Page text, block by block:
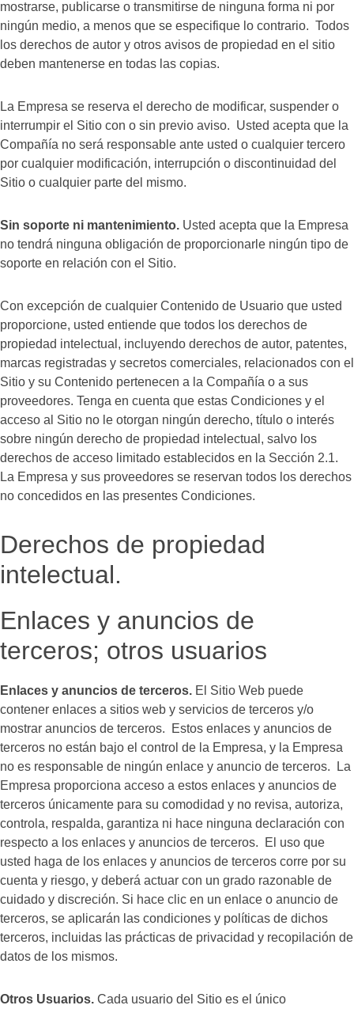
mostrarse, publicarse o transmitirse de ninguna forma ni por
ningún medio, a menos que se especifique lo contrario. Todos
los derechos de autor y otros avisos de propiedad en el sitio
deben mantenerse en todas las copias.
La Empresa se reserva el derecho de modificar, suspender o
interrumpir el Sitio con o sin previo aviso. Usted acepta que la
Compañía no será responsable ante usted o cualquier tercero
por cualquier modificación, interrupción o discontinuidad del
Sitio o cualquier parte del mismo.
Sin soporte ni mantenimiento. Usted acepta que la Empresa
no tendrá ninguna obligación de proporcionarle ningún tipo de
soporte en relación con el Sitio.
Con excepción de cualquier Contenido de Usuario que usted
proporcione, usted entiende que todos los derechos de
propiedad intelectual, incluyendo derechos de autor, patentes,
marcas registradas y secretos comerciales, relacionados con el
Sitio y su Contenido pertenecen a la Compañía o a sus
proveedores. Tenga en cuenta que estas Condiciones y el
acceso al Sitio no le otorgan ningún derecho, título o interés
sobre ningún derecho de propiedad intelectual, salvo los
derechos de acceso limitado establecidos en la Sección 2.1.
La Empresa y sus proveedores se reservan todos los derechos
no concedidos en las presentes Condiciones.
Derechos de propiedad
intelectual.
Enlaces y anuncios de
terceros; otros usuarios
Enlaces y anuncios de terceros. El Sitio Web puede
contener enlaces a sitios web y servicios de terceros y/o
mostrar anuncios de terceros. Estos enlaces y anuncios de
terceros no están bajo el control de la Empresa, y la Empresa
no es responsable de ningún enlace y anuncio de terceros. La
Empresa proporciona acceso a estos enlaces y anuncios de
terceros únicamente para su comodidad y no revisa, autoriza,
controla, respalda, garantiza ni hace ninguna declaración con
respecto a los enlaces y anuncios de terceros. El uso que
usted haga de los enlaces y anuncios de terceros corre por su
cuenta y riesgo, y deberá actuar con un grado razonable de
cuidado y discreción. Si hace clic en un enlace o anuncio de
terceros, se aplicarán las condiciones y políticas de dichos
terceros, incluidas las prácticas de privacidad y recopilación de
datos de los mismos.
Otros Usuarios. Cada usuario del Sitio es el único